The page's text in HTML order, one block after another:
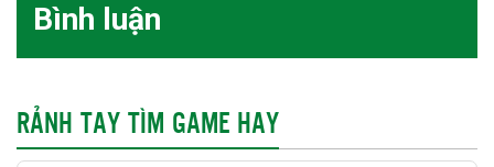
Bình luận
RẢNH TAY TÌM GAME HAY